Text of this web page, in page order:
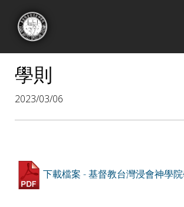
學則
2023/03/06
下載檔案 - 基督教台灣浸會神學